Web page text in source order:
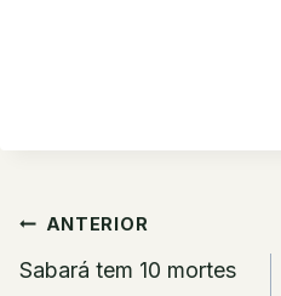
Navegação
de
ANTERIOR
Sabará tem 10 mortes